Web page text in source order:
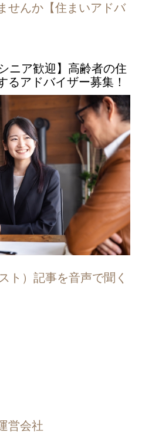
せんか【住まいアドバ
ニア歓迎】高齢者の住
るアドバイザー募集！
ト）記事を音声で聞く
営会社